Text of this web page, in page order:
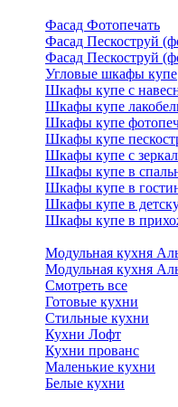
Фасад Фотопечать
Фасад Пескоструй
Фасад Пескоструй
Угловые шкафы купе
Шкафы купе с
Шкафы купе
Шкафы купе
Шкафы купе
Шкафы купе с
Шкафы купе в
Шкафы купе в
Шкафы купе в
Шкафы купе в
Модульная кухня
Модульная кухня
Смотреть все
Готовые кухни
Стильные кухни
Кухни Лофт
Кухни прованс
Маленькие кухни
Белые кухни